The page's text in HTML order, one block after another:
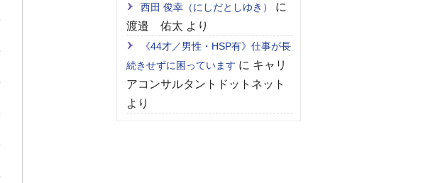
西田 俊幸（にしだとしゆき）
に
渡邉 佑太 より
《44才／男性・HSP有》仕事が長
続きせずに困っています に キャリ
アコンサルタントドットネット
より